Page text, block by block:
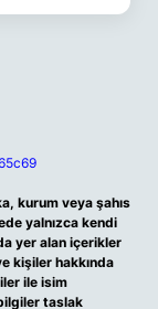
kurum veya şahıs
yalnızca kendi
yer alan içerikler
kişiler hakkında
ile isim
taslak